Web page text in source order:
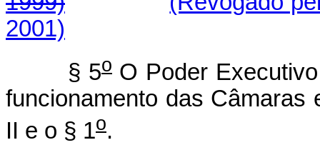
2001)
§ 5o O Poder
funcionamento das
II e o § 1o.